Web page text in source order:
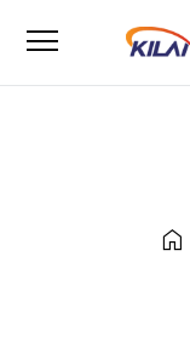
menu
home